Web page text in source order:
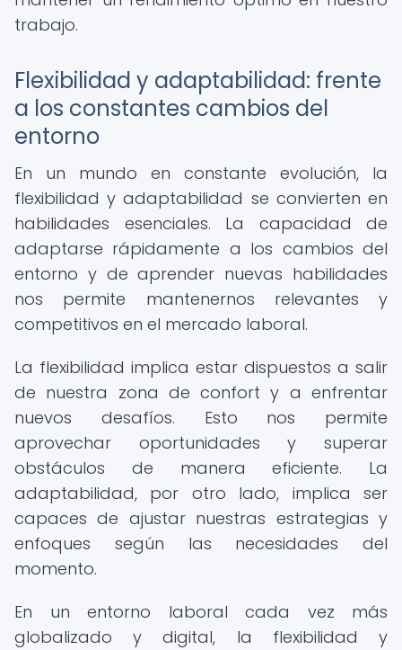
trabajo.
Flexibilidad y adaptabilidad: frente
a los constantes cambios del
entorno
En un mundo en constante evolución, la
flexibilidad y adaptabilidad se convierten en
habilidades esenciales. La capacidad de
adaptarse rápidamente a los cambios del
entorno y de aprender nuevas habilidades
nos permite mantenernos relevantes y
competitivos en el mercado laboral.
La flexibilidad implica estar dispuestos a salir
de nuestra zona de confort y a enfrentar
nuevos desafíos. Esto nos permite
aprovechar oportunidades y superar
obstáculos de manera eficiente. La
adaptabilidad, por otro lado, implica ser
capaces de ajustar nuestras estrategias y
enfoques según las necesidades del
momento.
En un entorno laboral cada vez más
globalizado y digital, la flexibilidad y